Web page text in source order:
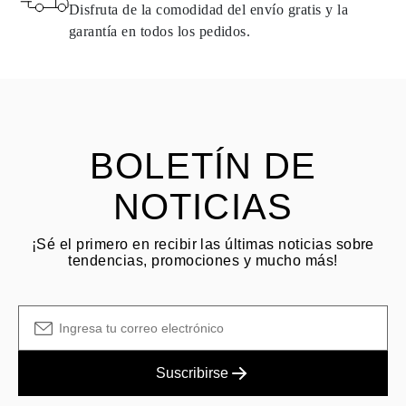
a partir de la fecha de entrega del
Disfruta de la comodidad del envío gratis y la
garantía en todos los pedidos.
BOLETÍN DE
NOTICIAS
¡Sé el primero en recibir las últimas noticias sobre
tendencias, promociones y mucho más!
Suscribirse